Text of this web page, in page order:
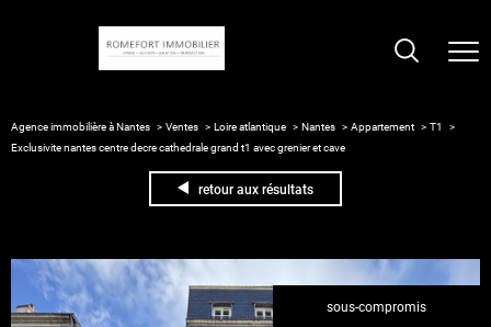
Agence immobilière à Nantes Ventes Loire atlantique Nantes Appartement
T1
Exclusivite nantes centre decre cathedrale grand t1 avec grenier et cave
retour aux résultats
sous-compromis